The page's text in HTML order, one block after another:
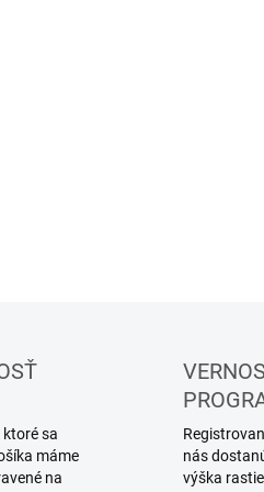
ktoré sa
máme
na
nás
výška